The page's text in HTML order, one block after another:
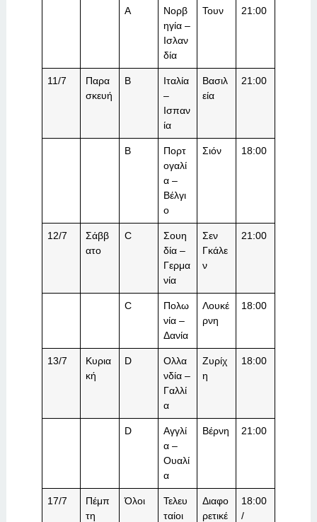
A
Νορβ
ηγία –
Ισλαν
δία
Τουν 21:00
11/7
Παρα
σκευή
B
Ιταλία
–
Ισπαν
ία
Βασιλ
εία
21:00
B
Πορτ
ογαλί
α –
Βέλγι
ο
Σιόν 18:00
12/7
Σάββ
ατο
C
Σουη
δία –
Γερμα
νία
Σεν
Γκάλε
ν
21:00
C
Πολω
νία –
Δανία
Λουκέ
ρνη
18:00
13/7
Κυρια
κή
D
Ολλα
νδία –
Γαλλί
α
Ζυρίχ
η
18:00
D
Αγγλί
α –
Ουαλί
α
Βέρνη 21:00
17/7
Πέμπ
τη
Όλοι
Τελευ
ταίοι
Διαφο
ρετικέ
18:00
/